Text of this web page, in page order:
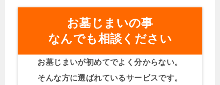
お墓じまいの事
なんでも相談ください
お墓じまいが初めてでよく分からない。
そんな方に選ばれているサービスです。